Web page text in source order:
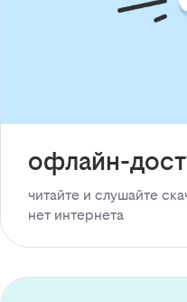
офлайн-
читайте и слушайте
нет интернета